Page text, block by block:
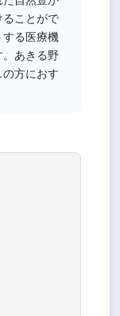
ることがで
する医療機
。あきる野
方におす